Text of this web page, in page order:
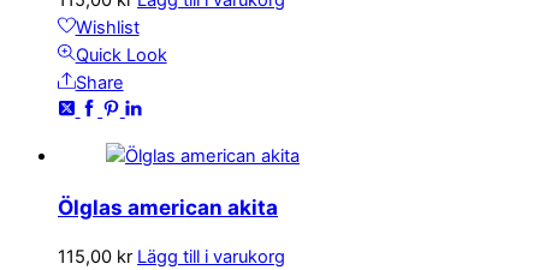
Wishlist
Quick Look
Share
Ölglas american akita
115,00 kr Lägg till i varukorg